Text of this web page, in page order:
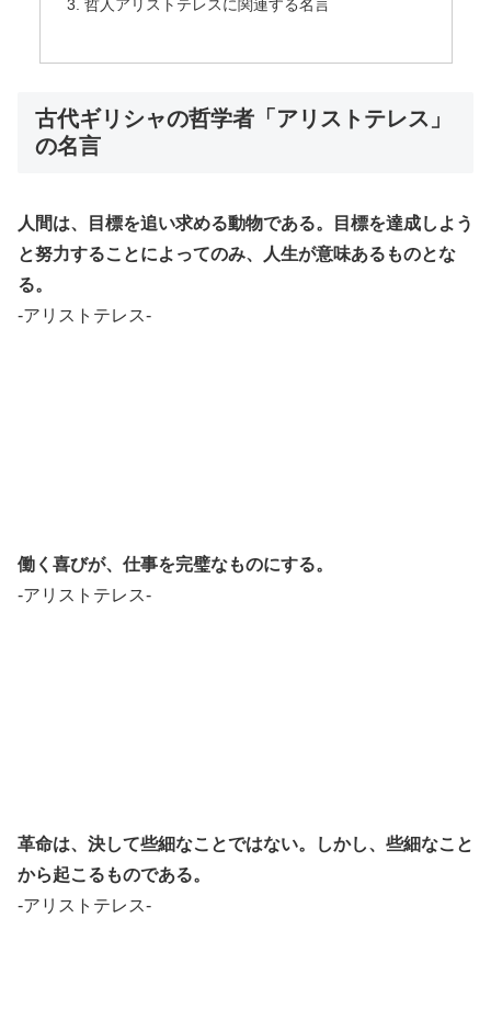
哲人アリストテレスに関連する名言
古代ギリシャの哲学者「アリストテレス」
の名言
人間は、目標を追い求める動物である。
目標を達成しよう
と努力することによってのみ、人生が意味あるものとな
る。
-アリストテレス-
働く喜びが、仕事を完璧なものにする。
-アリストテレス-
革命は、決して些細なことではない。
しかし、些細なこと
から起こるものである。
-アリストテレス-